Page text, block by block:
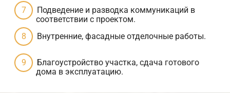
Подведение и разводка коммуникаций в
соответствии с проектом.
Внутренние, фасадные отделочные работы.
Благоустройство участка, сдача готового
дома в эксплуатацию.